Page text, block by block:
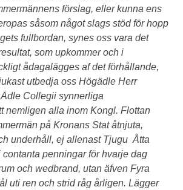
förslag, eller kunna ens
såsom något slags stöd för hopp
fullbordan, synes oss vara det
som upkommer och i
ådagalägges af det förhållande,
utbedja oss Högädle Herr
Collegii synnerliga
nemligen alla inom Kongl. Flottan
på Kronans Stat åtnjuta,
underhåll, ej allenast Tjugu Åtta
penningar för hvarje dag
och wedbrand, utan äfven Fyra
uti ren och strid råg årligen. Lägger